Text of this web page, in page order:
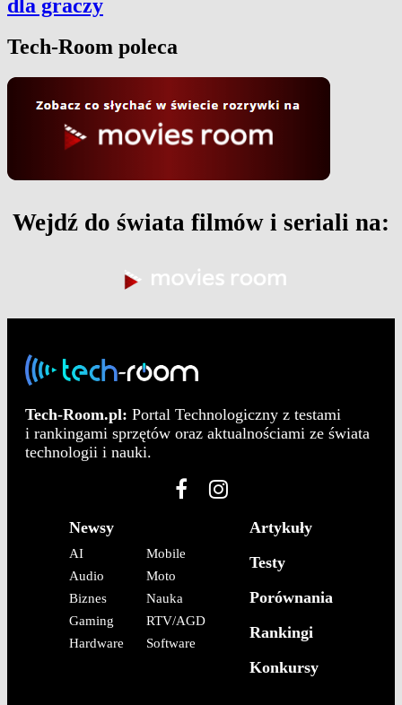
dla graczy
Tech-Room poleca
Wejdź do świata filmów i seriali na:
Tech-Room.pl: Portal Technologiczny z testami
i rankingami sprzętów oraz aktualnościami ze świata
technologii i nauki.
Newsy
AI
Audio
Biznes
Gaming
Hardware
Mobile
Moto
Nauka
RTV/AGD
Software
Artykuły
Testy
Porównania
Rankingi
Konkursy